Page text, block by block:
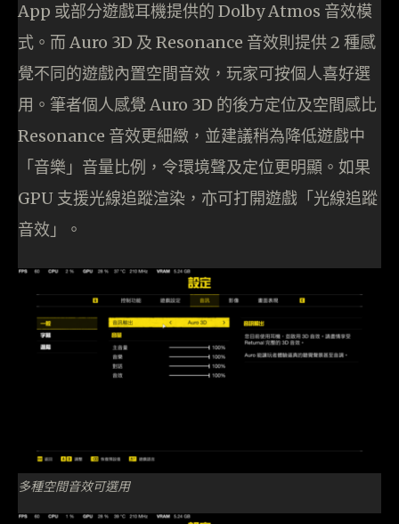
App 或部分遊戲耳機提供的 Dolby Atmos 音效模
式。而 Auro 3D 及 Resonance 音效則提供 2 種感
覺不同的遊戲內置空間音效，玩家可按個人喜好選
用。筆者個人感覺 Auro 3D 的後方定位及空間感比
Resonance 音效更細緻，並建議稍為降低遊戲中
「音樂」音量比例，令環境聲及定位更明顯。如果
GPU 支援光線追蹤渲染，亦可打開遊戲「光線追蹤
音效」。
多種空間音效可選用